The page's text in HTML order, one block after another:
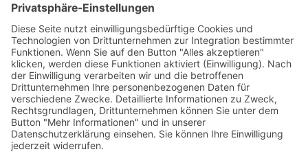
Diagnosen zu stellen und eine optimale
Versorgung zu gewährleisten. Für die kleinen
Patienten bieten wir Ihnen zudem eine Übersicht
an qualifizierten Kinderärzten in Aschersleben,
Sachsen-Anhalt, die sich umfassend um das
Wohlergehen Ihrer Kinder kümmern. Von
Vorsorgeuntersuchungen und Impfungen bis hin
zur Behandlung von Kinderkrankheiten stehen sie
Ihnen mit ihrer Expertise zur Seite. Vertrauen Sie